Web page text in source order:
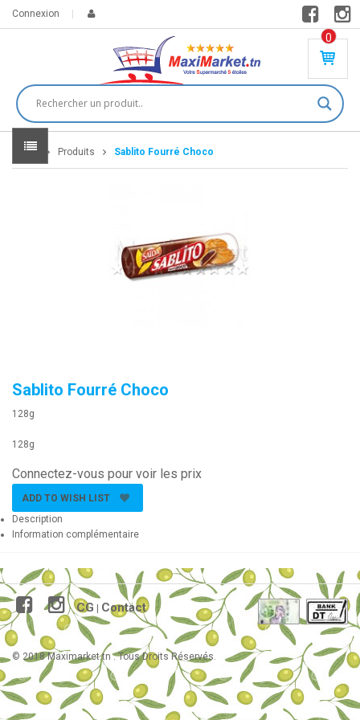
Connexion
0
PR
DU
IT(
S)
Home Produits Sablito Fourré Choco
Sablito Fourré Choco
128g
128g
Connectez-vous pour voir les prix
ADD TO WISH LIST
Description
Information complémentaire
CG Contact
© 2018 Maximarket.tn . Tous Droits Réservés.